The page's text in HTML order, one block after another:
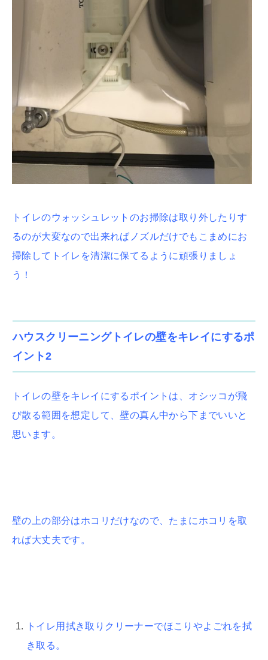
トイレのウォッシュレットのお掃除は取り外したりす
るのが大変なので出来ればノズルだけでもこまめにお
掃除してトイレを清潔に保てるように頑張りましょ
う！
ハウスクリーニングトイレの壁をキレイにするポ
イント2
トイレの壁をキレイにするポイントは、オシッコが飛
び散る範囲を想定して、壁の真ん中から下までいいと
思います。
壁の上の部分はホコリだけなので、たまにホコリを取
れば大丈夫です。
トイレ用拭き取りクリーナーでほこりやよごれを拭
き取る。